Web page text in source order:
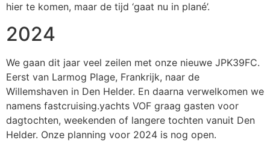
hier te komen, maar de tijd ‘gaat nu in plané’.
2024
We gaan dit jaar veel zeilen met onze nieuwe JPK39FC.
Eerst van Larmog Plage, Frankrijk, naar de
Willemshaven in Den Helder. En daarna verwelkomen we
namens fastcruising.yachts VOF graag gasten voor
dagtochten, weekenden of langere tochten vanuit Den
Helder. Onze planning voor 2024 is nog open.